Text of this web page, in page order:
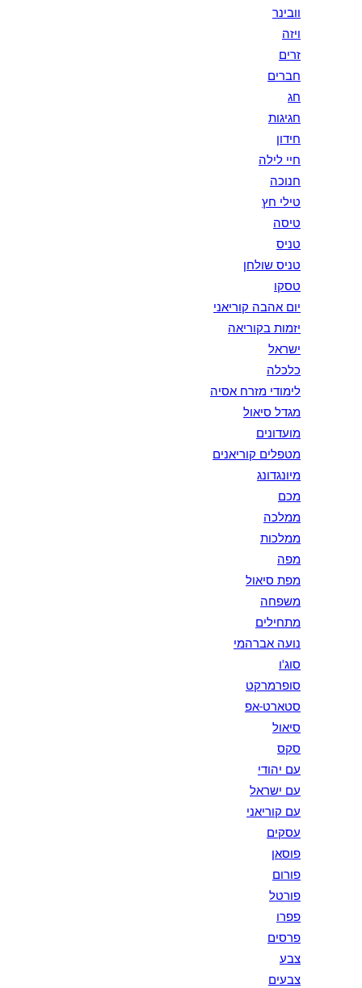
וובינר
ויזה
זרים
חברים
חג
חגיגות
חידון
חיי לילה
חנוכה
טילי חץ
טיסה
טניס
טניס שולחן
טסקו
יום אהבה קוריאני
יזמות בקוריאה
ישראל
כלכלה
לימודי מזרח אסיה
מגדל סיאול
מועדונים
מטפלים קוריאנים
מיונגדונג
מכם
ממלכה
ממלכות
מפה
מפת סיאול
משפחה
מתחילים
נועה אברהמי
סוג'ו
סופרמרקט
סטארט-אפ
סיאול
סקס
עם יהודי
עם ישראל
עם קוריאני
עסקים
פוסאן
פורום
פורטל
פפרו
פרסים
צבע
צבעים